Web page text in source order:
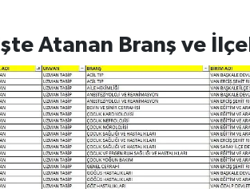
İşte Atanan Branş ve